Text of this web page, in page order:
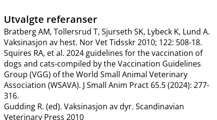
Utvalgte referanser
Bratberg AM, Tollersrud T, Sjurseth SK, Lybeck K, Lund A.
Vaksinasjon av hest. Nor Vet Tidsskr 2010; 122: 508-18.
Squires RA, et al. 2024 guidelines for the vaccination of
dogs and cats-compiled by the Vaccination Guidelines
Group (VGG) of the World Small Animal Veterinary
Association (WSAVA). J Small Anim Pract 65.5 (2024): 277-
316.
Gudding R. (ed). Vaksinasjon av dyr. Scandinavian
Veterinary Press 2010